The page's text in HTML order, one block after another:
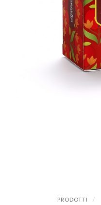
PRODOTTI